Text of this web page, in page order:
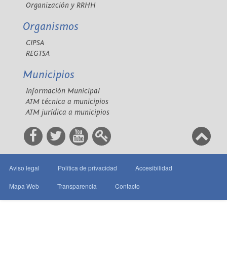
Organización y RRHH
Organismos
CIPSA
REGTSA
Municipios
Información Municipal
ATM técnica a municipios
ATM jurídica a municipios
Aviso legal Política de privacidad Accesibilidad
Mapa Web Transparencia Contacto